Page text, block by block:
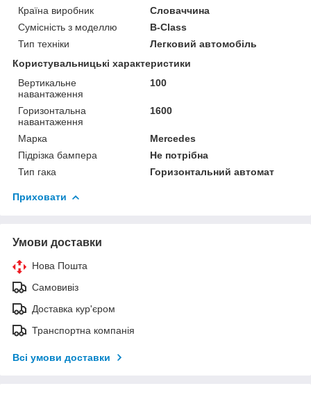
Країна виробник
Словаччина
Сумісність з моделлю
B-Class
Тип техніки
Легковий автомобіль
Користувальницькі характеристики
Вертикальне
навантаження
100
Горизонтальна
навантаження
1600
Марка
Mercedes
Підрізка бампера
Не потрібна
Тип гака
Горизонтальний автомат
Приховати
Умови доставки
Нова Пошта
Самовивіз
Доставка кур'єром
Транспортна компанія
Всі умови доставки